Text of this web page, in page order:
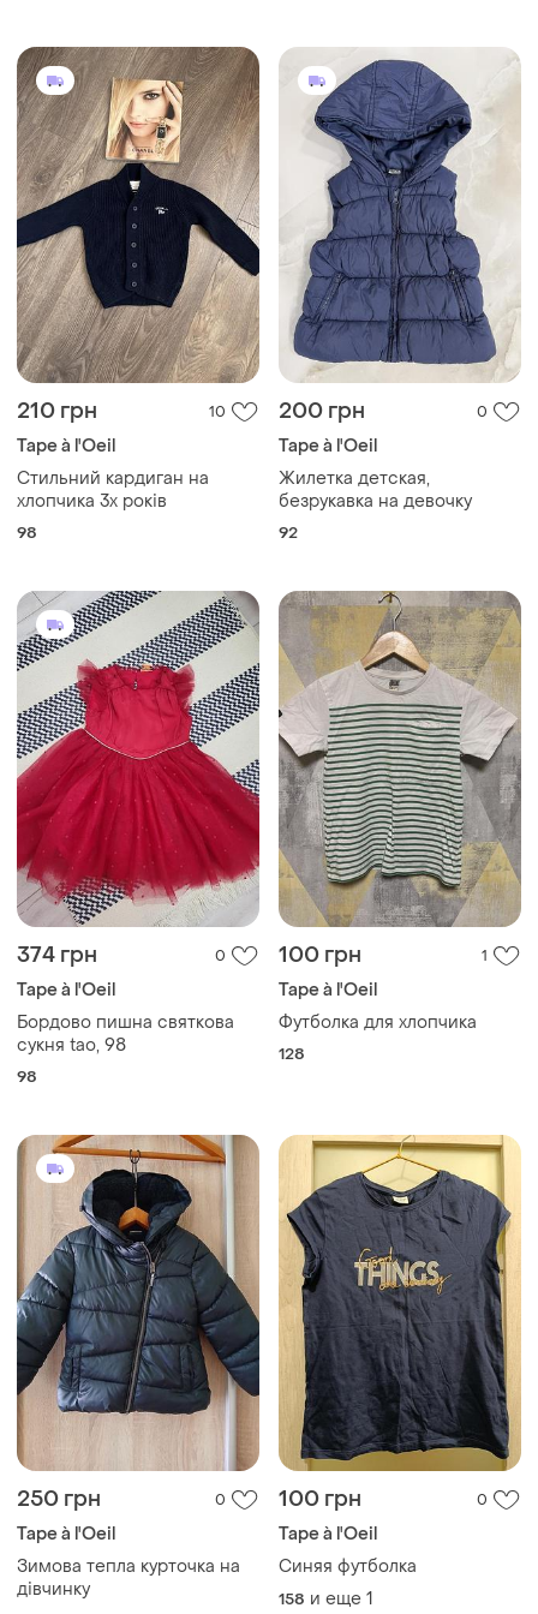
210 грн 10
Tape à l'Oeil
Стильний кардиган на
хлопчика 3х років
98
200 грн 0
Tape à l'Oeil
Жилетка детская,
безрукавка на девочку
92
374 грн 0
Tape à l'Oeil
Бордово пишна святкова
сукня tao, 98
98
100 грн 1
Tape à l'Oeil
Футболка для хлопчика
128
250 грн 0
Tape à l'Oeil
Зимова тепла курточка на
дівчинку
100 грн 0
Tape à l'Oeil
Синяя футболка
158 и еще 1